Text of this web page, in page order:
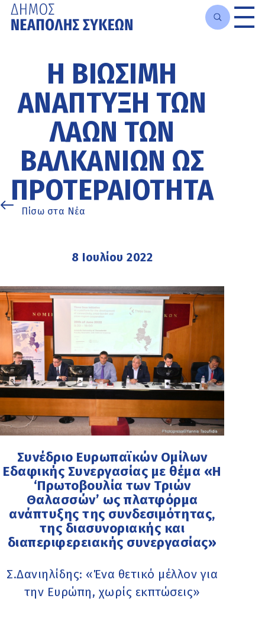
περιεχόμενοΗ ΒΙΏΣΙΜΗ
ΑΝΆΠΤΥΞΗ ΤΩΝ
ΛΑΏΝ ΤΩΝ
ΒΑΛΚΑΝΊΩΝ ΩΣ
ΠΡΟΤΕΡΑΙΌΤΗΤΑ
Πίσω στα Νέα
8 Ιουλίου 2022
Συνέδριο Ευρωπαϊκών Ομίλων
Εδαφικής Συνεργασίας με θέμα «Η
‘Πρωτοβουλία των Τριών
Θαλασσών’ ως πλατφόρμα
ανάπτυξης της συνδεσιμότητας,
της διασυνοριακής και
διαπεριφερειακής συνεργασίας»
Σ.Δανιηλίδης: «Ένα θετικό μέλλον για
την Ευρώπη, χωρίς εκπτώσεις»